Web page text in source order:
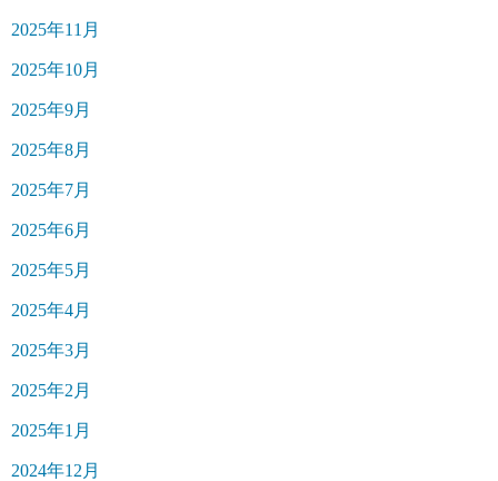
2025年11月
2025年10月
2025年9月
2025年8月
2025年7月
2025年6月
2025年5月
2025年4月
2025年3月
2025年2月
2025年1月
2024年12月